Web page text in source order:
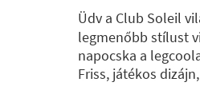
Üdv a Club Soleil
legmenőbb stílust
napocska a
Friss, játékos